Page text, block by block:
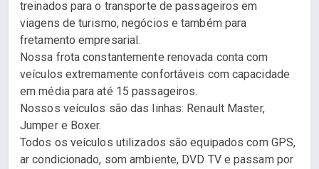
treinados para o transporte de passageiros em
viagens de turismo, negócios e também para
fretamento empresarial.
Nossa frota constantemente renovada conta com
veículos extremamente confortáveis com capacidade
em média para até 15 passageiros.
Nossos veículos são das linhas: Renault Master,
Jumper e Boxer.
Todos os veículos utilizados são equipados com GPS,
ar condicionado, som ambiente, DVD TV e passam por